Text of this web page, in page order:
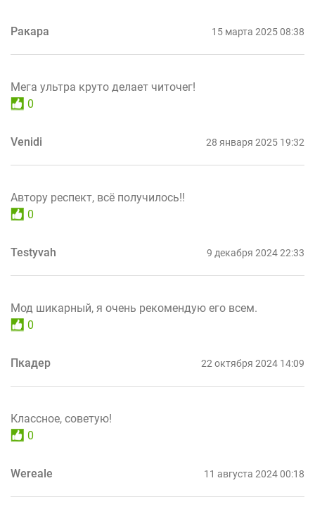
Ракара 15 марта 2025 08:38
Мега ультра круто делает читочег!
0
Venidi 28 января 2025 19:32
Автору респект, всё получилось!!
0
Testyvah 9 декабря 2024 22:33
Мод шикарный, я очень рекомендую его всем.
0
Пкадер 22 октября 2024 14:09
Классное, советую!
0
Wereale 11 августа 2024 00:18